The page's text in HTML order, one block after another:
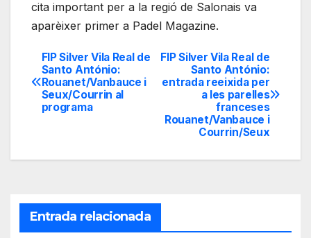
cita important per a la regió de Salonais va
aparèixer primer a Padel Magazine.
Navegación
de
entradas
FIP Silver Vila Real de
Santo António:
entrada reeixida per
a les parelles
franceses
Rouanet/Vanbauce i
Courrin/Seux
FIP Silver Vila Real de
Santo António:
Rouanet/Vanbauce i
Seux/Courrin al
programa
Entrada relacionada